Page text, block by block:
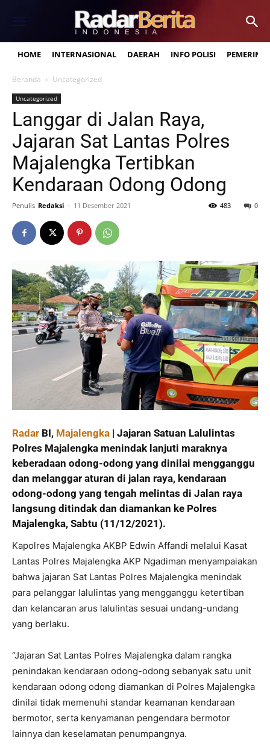
HOME INTERNASIONAL DAERAH INFO POLISI
Beranda Uncategorized
Uncategorized
Langgar di Jalan Raya,
Jajaran Sat Lantas Polres
Majalengka Tertibkan
Kendaraan Odong Odong
Penulis Redaksi - 11 Desember 2021 0
483
Radar BI, Majalengka | Jajaran Satuan Lalulintas
Polres Majalengka menindak lanjuti maraknya
keberadaan odong-odong yang dinilai mengganggu
dan melanggar aturan di jalan raya, kendaraan
odong-odong yang tengah melintas di Jalan raya
langsung ditindak dan diamankan ke Polres
Majalengka, Sabtu (11/12/2021).
Kapolres Majalengka AKBP Edwin Affandi melalui Kasat
Lantas Polres Majalengka AKP Ngadiman menyampaiakan
bahwa jajaran Sat Lantas Polres Majalengka menindak
para pelanggar lalulintas yang mengganggu ketertiban
dan kelancaran arus lalulintas sesuai undang-undang
yang berlaku.
“Jajaran Sat Lantas Polres Majalengka dalam rangka
penindakan kendaraan odong-odong sebanyak satu unit
kendaraan odong odong diamankan di Polres Majalengka
dinilai tidak memenuhi standar keamanan kendaraan
bermotor, serta kenyamanan pengendara bermotor
lainnya dan keselamatan penumpangnya.